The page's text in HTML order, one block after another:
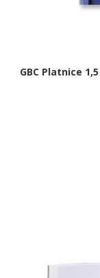
GBC Platnice